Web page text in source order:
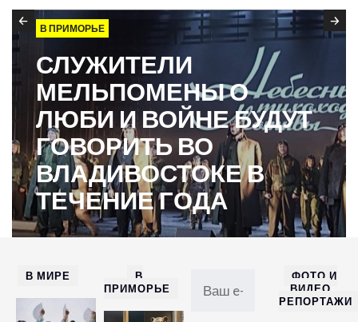
В ПРИМОРЬЕ
СЛУЖИТЕЛИ
МЕЛЬПОМЕНЫ О
ЛЮБИ И ВОЙНЕ БУДУТ
ГОВОРИТЬ ВО
ВЛАДИВОСТОКЕ В
ТЕЧЕНИЕ ГОДА
В МИРЕ
В
ПРИМОРЬЕ
ФОТО И
ВИДЕО
РЕПОРТАЖИ